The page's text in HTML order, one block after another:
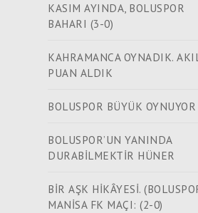
KASIM AYINDA, BOLUSPOR
BAHARI (3-0)
KAHRAMANCA OYNADIK.
PUAN ALDIK
BOLUSPOR BÜYÜK
BOLUSPOR’UN YANINDA
DURABİLMEKTİR HÜNER
BİR AŞK HİKÂYESİ.
MANİSA FK MAÇI: (2-0)